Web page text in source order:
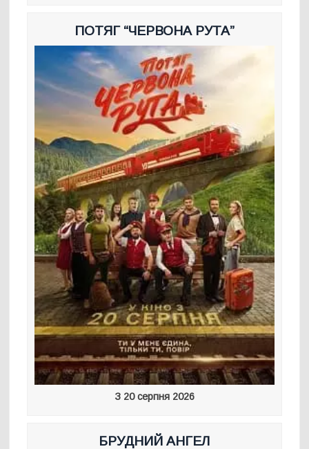
ПОТЯГ “ЧЕРВОНА РУТА”
З 20 серпня 2026
БРУДНИЙ АНГЕЛ